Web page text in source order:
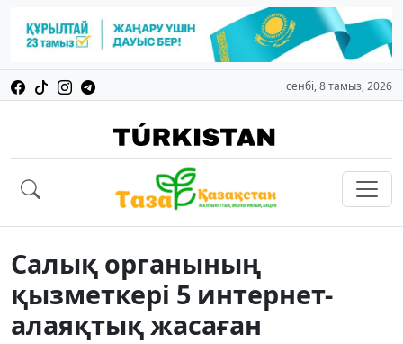
сенбі, 8 тамыз, 2026
Салық органының
қызметкері 5 интернет-
алаяқтық жасаған